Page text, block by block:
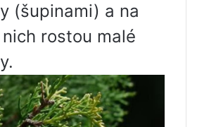
(šupinami) a na
rostou malé